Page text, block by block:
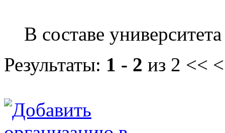
В составе
Результаты: 1 - 2 из 2 <<